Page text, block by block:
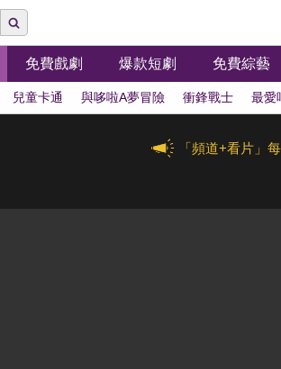
免費戲劇 爆款短劇 免費綜藝
兒童卡通 與哆啦A夢冒險 衝鋒戰士 最愛
「頻道+看片」